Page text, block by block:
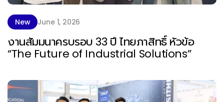
New June 1, 2026
งานสัมมนาครบรอบ 33 ปี ไทยภาสิทธิ์ หัวข้อ
“The Future of Industrial Solutions”